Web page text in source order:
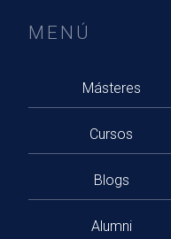
MENÚ
Másteres
Cursos
Blogs
Alumni